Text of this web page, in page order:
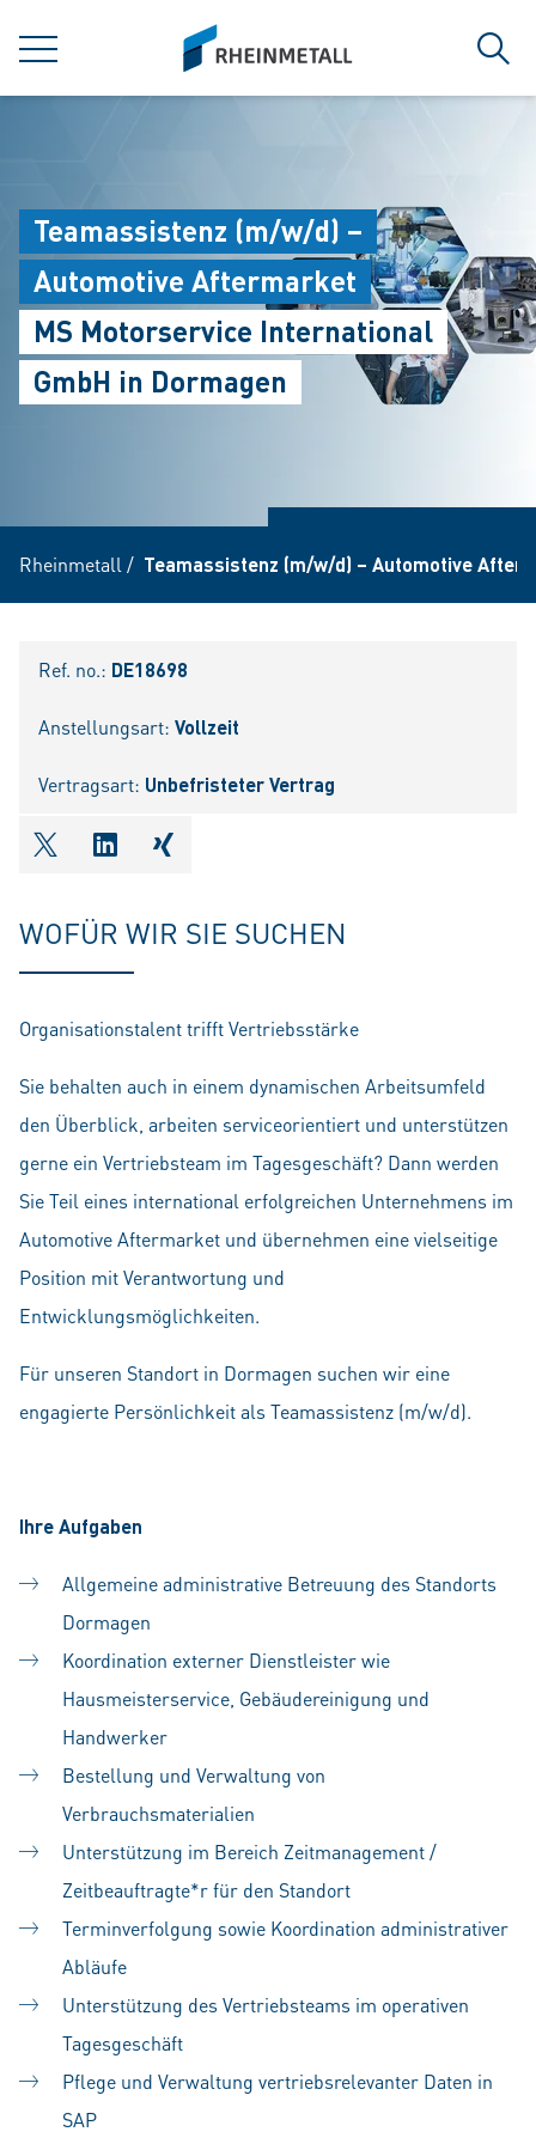
MENU
siteLogo
Teamassistenz (m/w/d) –
Automotive Aftermarket
MS Motorservice International
GmbH in Dormagen
Rheinmetall / Teamassistenz (m/w/d) – Automotive
Ref. no.: DE18698
Anstellungsart: Vollzeit
Vertragsart: Unbefristeter Vertrag
shareOntwitter
shareOnlinkedIn
shareOnxing
WOFÜR WIR SIE SUCHEN
Organisationstalent trifft Vertriebsstärke
Sie behalten auch in einem dynamischen Arbeitsumfeld
den Überblick, arbeiten serviceorientiert und unterstützen
gerne ein Vertriebsteam im Tagesgeschäft? Dann werden
Sie Teil eines international erfolgreichen Unternehmens im
Automotive Aftermarket und übernehmen eine vielseitige
Position mit Verantwortung und
Entwicklungsmöglichkeiten.
Für unseren Standort in Dormagen suchen wir eine
engagierte Persönlichkeit als Teamassistenz (m/w/d).
Ihre Aufgaben
Allgemeine administrative Betreuung des Standorts
Dormagen
Koordination externer Dienstleister wie
Hausmeisterservice, Gebäudereinigung und
Handwerker
Bestellung und Verwaltung von
Verbrauchsmaterialien
Unterstützung im Bereich Zeitmanagement /
Zeitbeauftragte*r für den Standort
Terminverfolgung sowie Koordination administrativer
Abläufe
Unterstützung des Vertriebsteams im operativen
Tagesgeschäft
Pflege und Verwaltung vertriebsrelevanter Daten in
SAP